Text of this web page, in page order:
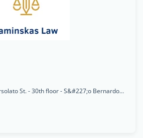
111b Jos&#233; Versolato St. - 30th floor - S&#227;o Bernardo do Campo - S&#227;o paulo, SÃ£o Paulo